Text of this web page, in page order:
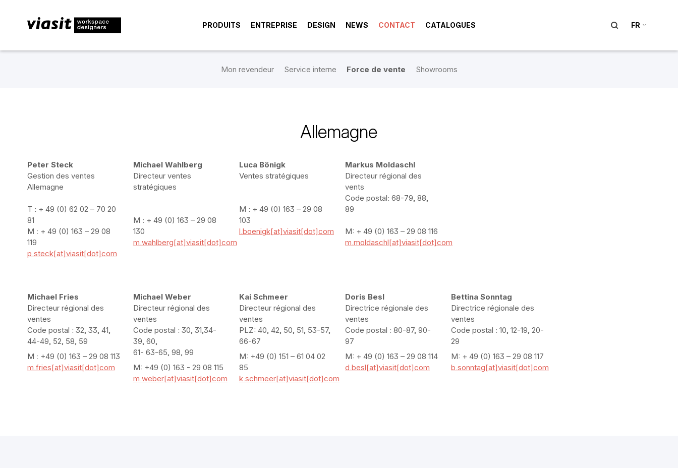
PRODUITS ENTREPRISE DESIGN NEWS CONTACT CATALOGUES FR
Mon revendeur Service interne Force de vente Showrooms
Allemagne
Peter Steck
Gestion des ventes
Allemagne
T : + 49 (0) 62 02 – 70 20
81
M : + 49 (0) 163 – 29 08
119
p.steck[at]viasit[dot]com
Michael Wahlberg
Directeur ventes
stratégiques
M : + 49 (0) 163 – 29 08
130
m.wahlberg[at]viasit[dot]com
Luca Bönigk
Ventes stratégiques
M : + 49 (0) 163 – 29 08
103
l.boenigk[at]viasit[dot]com
Markus Moldaschl
Directeur régional des
vents
Code postal: 68-79, 88,
89
M: + 49 (0) 163 – 29 08 116
m.moldaschl[at]viasit[dot]com
Michael Fries
Directeur régional des
ventes
Code postal : 32, 33, 41,
44-49, 52, 58, 59
M : +49 (0) 163 – 29 08 113
m.fries[at]viasit[dot]com
Michael Weber
Directeur régional des
ventes
Code postal : 30, 31,34-
39, 60,
61- 63-65, 98, 99
M: +49 (0) 163 - 29 08 115
m.weber[at]viasit[dot]com
Kai Schmeer
Directeur régional des
ventes
PLZ: 40, 42, 50, 51, 53-57,
66-67
M: +49 (0) 151 – 61 04 02
85
k.schmeer[at]viasit[dot]com
Doris Besl
Directrice régionale des
ventes
Code postal : 80-87, 90-
97
M: + 49 (0) 163 – 29 08 114
d.besl[at]viasit[dot]com
Bettina Sonntag
Directrice régionale des
ventes
Code postal : 10, 12-19, 20-
29
M: + 49 (0) 163 – 29 08 117
b.sonntag[at]viasit[dot]com